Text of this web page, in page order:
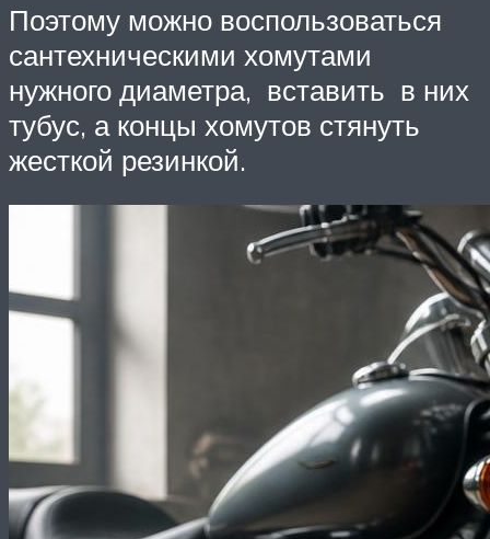
Поэтому можно воспользоваться
сантехническими хомутами
нужного диаметра, вставить в них
тубус, а концы хомутов стянуть
жесткой резинкой.